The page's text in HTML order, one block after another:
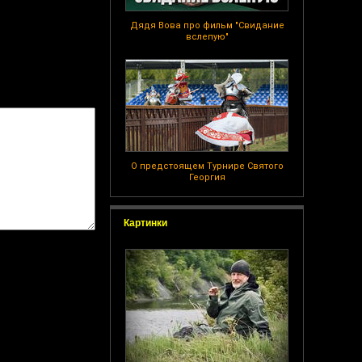
Дядя Вова про фильм "Свидание
вслепую"
О предстоящем Турнире Святого
Георгия
Картинки